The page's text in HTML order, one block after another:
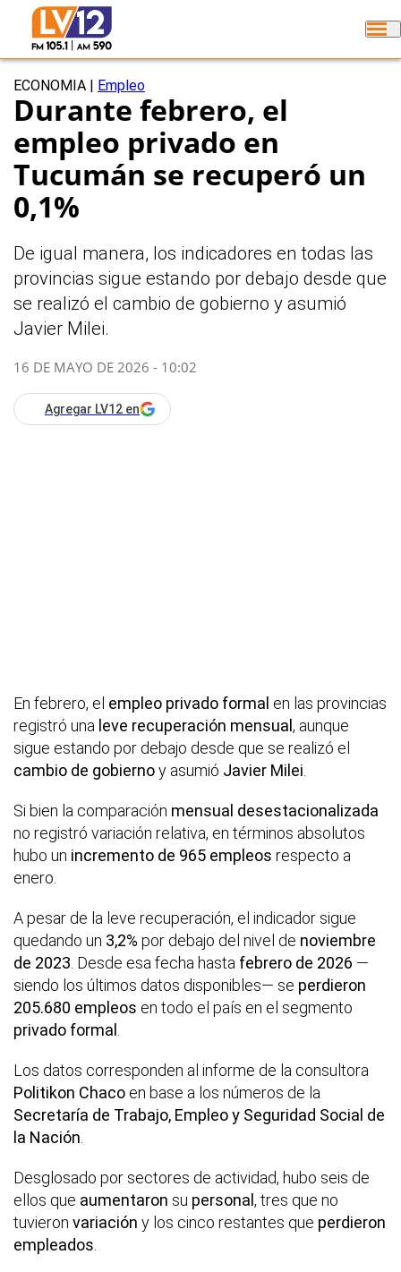
ECONOMIA Empleo
Durante febrero, el
empleo privado en
Tucumán se recuperó un
0,1%
De igual manera, los indicadores en todas las
provincias sigue estando por debajo desde que
se realizó el cambio de gobierno y asumió
Javier Milei.
16 DE MAYO DE 2026 - 10:02
Agregar LV12 en
En febrero, el empleo privado formal en las provincias
registró una leve recuperación mensual, aunque
sigue estando por debajo desde que se realizó el
cambio de gobiernoy asumió Javier Milei
Si bien la comparación mensual desestacionalizada
no registró variación relativa, en términos absolutos
hubo un incremento de 965 empleos respecto a
enero.
A pesar de la leve recuperación, el indicador sigue
quedando un 3,2% por debajo del nivel de noviembre
de 2023 . Desde esa fecha hasta febrero de 2026 —
siendo los últimos datos disponibles— se perdieron
205.680 empleos en todo el país en el segmento
privado formal
Los datos corresponden al informe de la consultora
Politikon Chaco en base a los números de la
Secretaría de Trabajo, Empleo y Seguridad Social de
la Nación
Desglosado por sectores de actividad, hubo seis de
ellos que aumentaron su personal, tres que no
tuvieron variación y los cinco restantes que perdieron
empleados